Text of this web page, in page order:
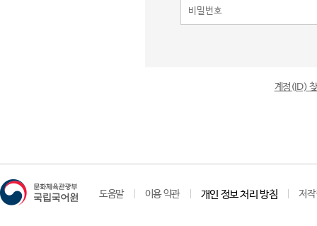
계정(ID)
도움말 이용 약관 개인 정보 처리 방침 저